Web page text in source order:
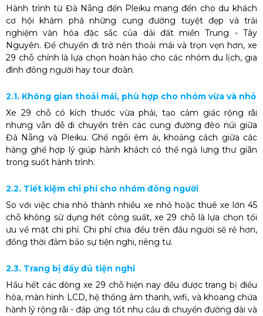
Hành trình từ Đà Nẵng đến Pleiku mang đến cho du khách
cơ hội khám phá những cung đường tuyệt đẹp và trải
nghiệm văn hóa đặc sắc của dải đất miền Trung - Tây
Nguyên. Để chuyến đi trở nên thoải mái và trọn vẹn hơn, xe
29 chỗ chính là lựa chọn hoàn hảo cho các nhóm du lịch, gia
đình đông người hay tour đoàn.
2.1. Không gian thoải mái, phù hợp cho nhóm vừa và nhỏ
Xe 29 chỗ có kích thước vừa phải, tạo cảm giác rộng rãi
nhưng vẫn dễ di chuyển trên các cung đường đèo núi giữa
Đà Nẵng và Pleiku. Ghế ngồi êm ái, khoảng cách giữa các
hàng ghế hợp lý giúp hành khách có thể ngả lưng thư giãn
trong suốt hành trình.
2.2. Tiết kiệm chi phí cho nhóm đông người
So với việc chia nhỏ thành nhiều xe nhỏ hoặc thuê xe lớn 45
chỗ không sử dụng hết công suất, xe 29 chỗ là lựa chọn tối
ưu về mặt chi phí. Chi phí chia đều trên đầu người sẽ rẻ hơn,
đồng thời đảm bảo sự tiện nghi, riêng tư.
2.3. Trang bị đầy đủ tiện nghi
Hầu hết các dòng xe 29 chỗ hiện nay đều được trang bị điều
hòa, màn hình LCD, hệ thống âm thanh, wifi, và khoang chứa
hành lý rộng rãi - đáp ứng tốt nhu cầu di chuyển đường dài và